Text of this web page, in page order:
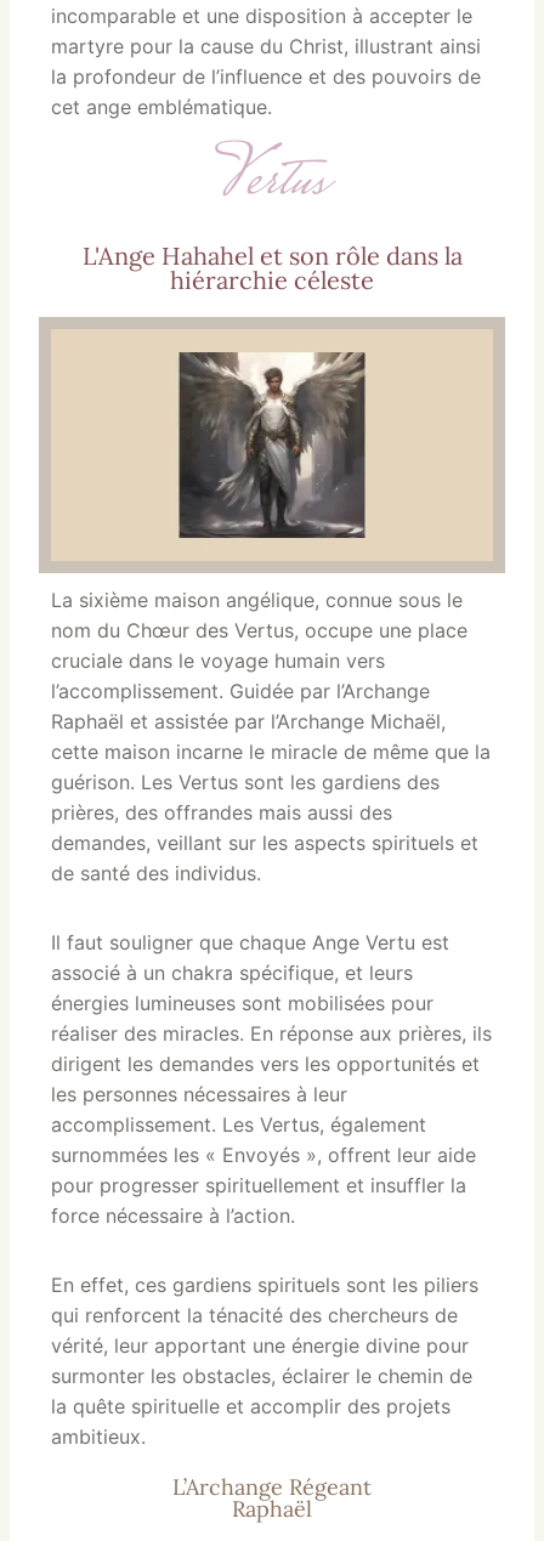
incomparable et une disposition à accepter le
martyre pour la cause du Christ, illustrant ainsi
la profondeur de l’influence et des pouvoirs de
cet ange emblématique.
Vertus
L'Ange Hahahel et son rôle dans la
hiérarchie céleste
La sixième maison angélique, connue sous le
nom du Chœur des Vertus, occupe une place
cruciale dans le voyage humain vers
l’accomplissement. Guidée par l’Archange
Raphaël et assistée par l’Archange Michaël,
cette maison incarne le miracle de même que la
guérison. Les Vertus sont les gardiens des
prières, des offrandes mais aussi des
demandes, veillant sur les aspects spirituels et
de santé des individus.
Il faut souligner que chaque Ange Vertu est
associé à un chakra spécifique, et leurs
énergies lumineuses sont mobilisées pour
réaliser des miracles. En réponse aux prières, ils
dirigent les demandes vers les opportunités et
les personnes nécessaires à leur
accomplissement. Les Vertus, également
surnommées les « Envoyés », offrent leur aide
pour progresser spirituellement et insuffler la
force nécessaire à l’action.
En effet, ces gardiens spirituels sont les piliers
qui renforcent la ténacité des chercheurs de
vérité, leur apportant une énergie divine pour
surmonter les obstacles, éclairer le chemin de
la quête spirituelle et accomplir des projets
ambitieux.
L’Archange Régeant
Raphaël